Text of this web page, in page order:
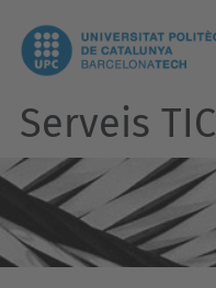
Serveis TIC